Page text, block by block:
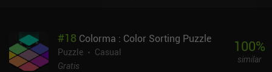
#18 Colorma : Color Sorting Puzzle
Puzzle
Casual
Gratis
100%
similar